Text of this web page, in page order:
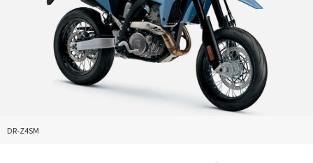
DR-Z4SM